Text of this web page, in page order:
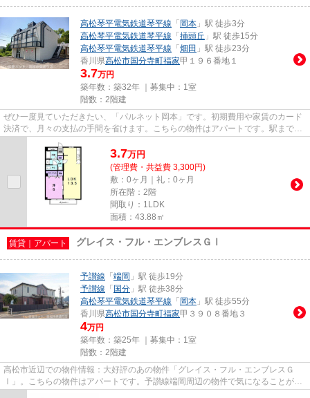
高松琴平電気鉄道琴平線 「 岡本 」駅 徒歩3分
高松琴平電気鉄道琴平線 「 挿頭丘 」駅 徒歩15分
高松琴平電気鉄道琴平線 「 畑田 」駅 徒歩23分
香川県高松市国分寺町福家甲１９６番地１
3.7万円
築年数：築32年 ｜募集中： 1室
階数：2階建
ぜひ一度見ていただきたい、「パルネット岡本」です。初期費用や家賃のカード
決済で、月々の支払の手間を省けます。こちらの物件はアパートです。駅まで歩
いてアクセスできる、徒歩5分...
3.7万円
(管理費・共益費 3,300円)
敷：0ヶ月｜礼：0ヶ月
所在階：2階
間取り：1LDK
面積：43.88㎡
賃貸｜アパート グレイス・フル・エンブレスＧⅠ
予讃線 「 端岡 」駅 徒歩19分
予讃線 「 国分 」駅 徒歩38分
高松琴平電気鉄道琴平線 「 岡本 」駅 徒歩55分
香川県高松市国分寺町福家甲３９０８番地３
4万円
築年数：築25年 ｜募集中： 1室
階数：2階建
高松市近辺での物件情報：大好評のあの物件「グレイス・フル・エンブレスＧ
Ⅰ」。こちらの物件はアパートです。予讃線端岡周辺の物件で気になることがあ